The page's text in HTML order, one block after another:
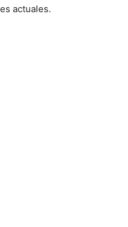
actuales.